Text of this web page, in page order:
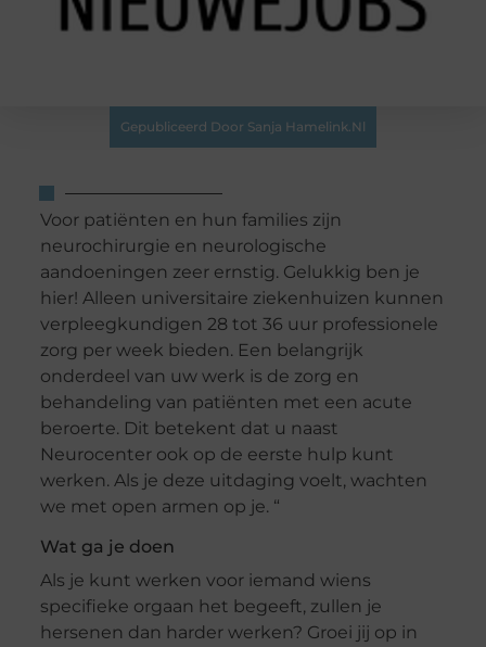
Gepubliceerd Door Sanja Hamelink.nl
Voor patiënten en hun families zijn
neurochirurgie en neurologische
aandoeningen zeer ernstig. Gelukkig ben je
hier! Alleen universitaire ziekenhuizen kunnen
verpleegkundigen 28 tot 36 uur professionele
zorg per week bieden. Een belangrijk
onderdeel van uw werk is de zorg en
behandeling van patiënten met een acute
beroerte. Dit betekent dat u naast
Neurocenter ook op de eerste hulp kunt
werken. Als je deze uitdaging voelt, wachten
we met open armen op je. “
Wat ga je doen
Als je kunt werken voor iemand wiens
specifieke orgaan het begeeft, zullen je
hersenen dan harder werken? Groei jij op in